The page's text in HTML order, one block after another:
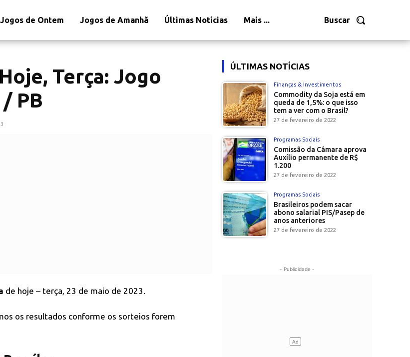
Buscar
Jogos de Ontem Jogos de Amanhã Últimas Notícias Mais ...
Terça: Jogo
PB
de hoje – terça, 23 de maio de 2023.
os resultados conforme os sorteios forem
ÚLTIMAS NOTÍCIAS
Finanças & Investimentos
Commodity da Soja está em
queda de 1,5%: o que isso
tem a ver com o Brasil?
27 de fevereiro de 2022
Programas Sociais
Comissão da Câmara aprova
Auxílio permanente de R$
1.200
27 de fevereiro de 2022
Programas Sociais
Brasileiros podem sacar
abono salarial PIS/Pasep de
anos anteriores
27 de fevereiro de 2022
- Publicidade -